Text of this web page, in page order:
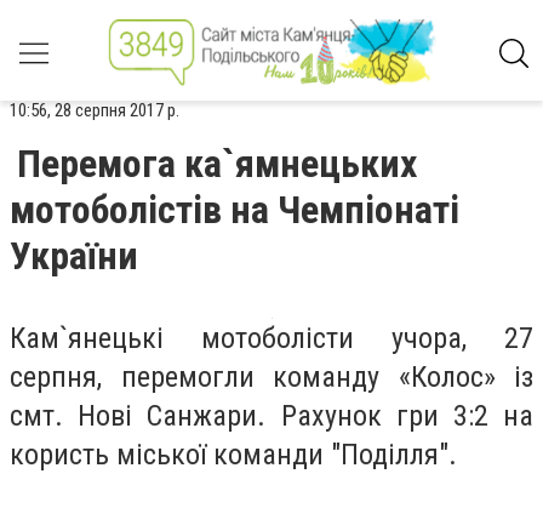
10:56, 28 серпня 2017 р.
Перемога ка`ямнецьких
мотоболістів на Чемпіонаті
України
Кам`янецькі мотоболісти учора, 27
серпня, перемогли команду «Колос» із
смт. Нові Санжари. Рахунок гри 3:2 на
користь міської команди "Поділля".